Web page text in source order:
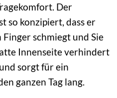
Der
so konzipiert, dass er
schmiegt und Sie
Innenseite verhindert
sorgt für ein
ganzen Tag lang.